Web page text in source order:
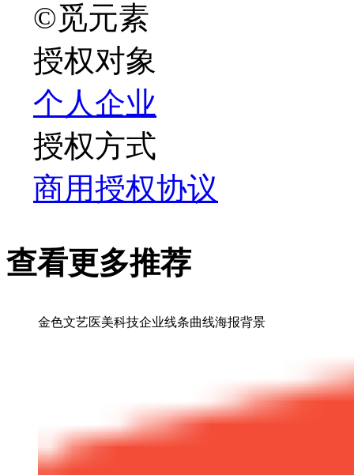
©觅元素
授权对象
个人企业
授权方式
商用授权协议
查看更多推荐
金色文艺医美科技企业线条曲线海报背景